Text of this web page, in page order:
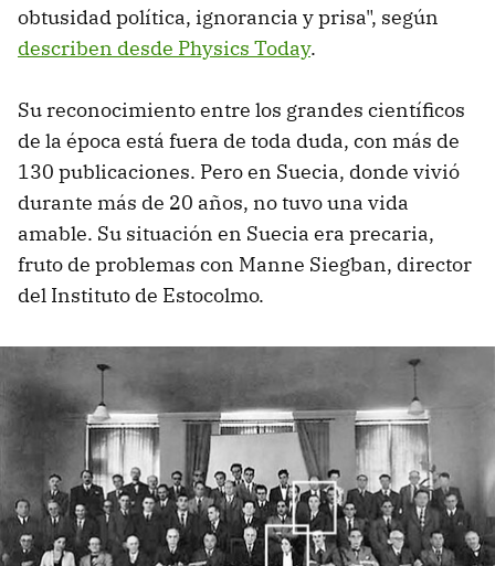
obtusidad política, ignorancia y prisa", según
describen desde Physics Today.
Su reconocimiento entre los grandes científicos
de la época está fuera de toda duda, con más de
130 publicaciones. Pero en Suecia, donde vivió
durante más de 20 años, no tuvo una vida
amable. Su situación en Suecia era precaria,
fruto de problemas con Manne Siegban, director
del Instituto de Estocolmo.